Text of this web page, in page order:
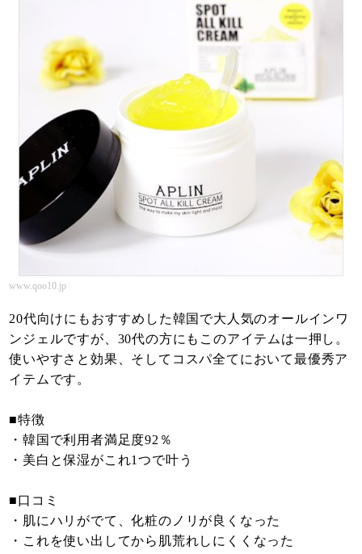
www.qoo10.jp
20代向けにもおすすめした韓国で大人気のオールインワ
ンジェルですが、30代の方にもこのアイテムは一押し。
使いやすさと効果、そしてコスパ全てにおいて最優秀ア
イテムです。
■特徴
・韓国で利用者満足度92％
・美白と保湿がこれ1つで叶う
■口コミ
・肌にハリがでて、化粧のノリが良くなった
・これを使い出してから肌荒れしにくくなった